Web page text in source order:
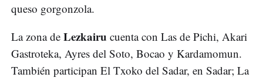
queso gorgonzola.
La zona de Lezkairu cuenta con Las de Pichi, Akari
Gastroteka, Ayres del Soto, Bocao y Kardamomun.
También participan El Txoko del Sadar, en Sadar; La